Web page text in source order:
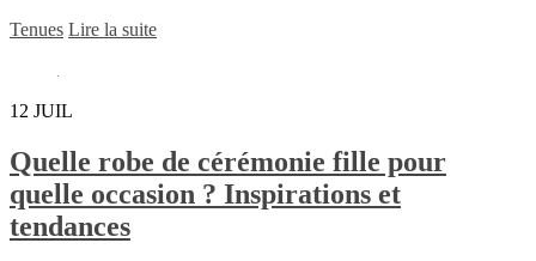
Tenues Lire la suite
12 JUIL
Quelle robe de cérémonie fille pour
quelle occasion ? Inspirations et
tendances